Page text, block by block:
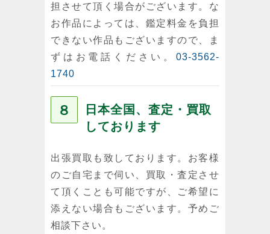
担させて頂く場合がございます。な
お作品によっては、鑑定料金を負担
できない作品もございますので、ま
ずはお電話ください。 03-3562-
1740
８
日本全国、査定・買取
しております
出張買取も致しております。お客様
のご自宅まで伺い、買取・査定させ
て頂くことも可能ですが、ご希望に
添えない場合もございます。予めご
相談下さい。